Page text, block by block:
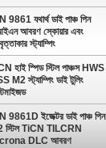
9861 যথার্থ ডাই পাঞ্চ পিন
আবরণ স্কোয়ার এবং
স্ট্যাম্পিং
হাই স্পিড স্টিল পাঞ্চস HWS
M2 স্ট্যাম্পিং ডাই টুলিং
9861D ইজেক্টর ডাই পাঞ্চ পিন
স্টিল TiCN TILCRN
DLC আবরণ